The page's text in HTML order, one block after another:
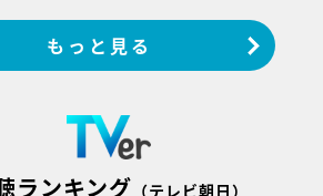
もっと見る
ランキング （テレビ朝日）